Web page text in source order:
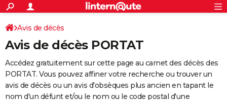
ACTUALITÉS
Politique
Société
Faits Divers
Education
Monde
Villes
+
SPORT
Coupe du monde 2026
Football
Tennis
Cyclisme
Rugby
Forum
Programme TV
TNT
Streaming
Cinéma
Sorties cinéma
Musique
+
FINANCE
Retraite
Epargne
Immobilier
Risques naturels par ville
Banque
Assurance
AUTO
Avis de décès
Avis de décès PORTAT
Accédez gratuitement sur cette page au carnet des décès des
PORTAT. Vous pouvez affiner votre recherche ou trouver un
avis de décès ou un avis d'obsèques plus ancien en tapant le
nom d'un défunt et/ou le nom ou le code postal d'une